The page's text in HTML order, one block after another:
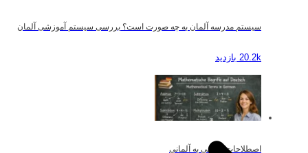
سیستم مدرسه آلمان به چه صورت است؟ بررسی سیستم آموزشی آلمان
20.2k بازدید
اصطلاحات ریاضی به آلمانی